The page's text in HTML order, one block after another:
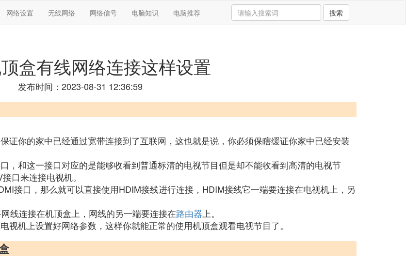
网络设置 无线网络 网络信号 电脑知识 电脑推荐 搜索
盒有线网络连接这样设置
发布时间：2023-08-31 12:36:59
证你的家中已经通过宽带连接到了互联网，这也就是说，你必须保瞎缓证你家中已经安装
，和这一接口对应的是能够收看到普通标清的电视节目但是却不能收看到高清的电视节
口来连接电视机。
接口，那么就可以直接使用HDIM接线进行连接，HDIM接线它一端要连接在电视机上，另
线连接在机顶盒上，网线的另一端要连接在路由器 上。
机上设置好网络参数，这样你就能正常的使用机顶盒观看电视节目了。